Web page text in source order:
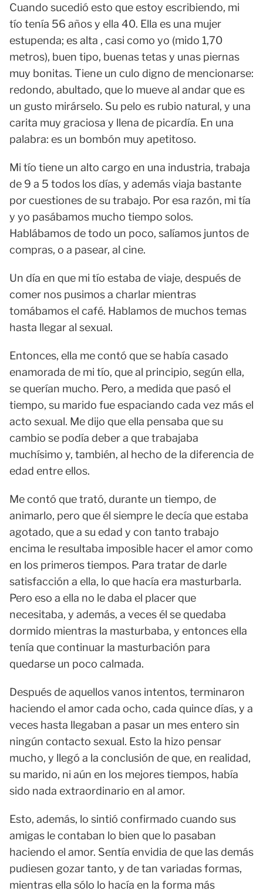
Cuando sucedió esto que estoy escribiendo, mi
tío tenía 56 años y ella 40. Ella es una mujer
estupenda; es alta , casi como yo (mido 1,70
metros), buen tipo, buenas tetas y unas piernas
muy bonitas. Tiene un culo digno de mencionarse:
redondo, abultado, que lo mueve al andar que es
un gusto mirárselo. Su pelo es rubio natural, y una
carita muy graciosa y llena de picardía. En una
palabra: es un bombón muy apetitoso.
Mi tío tiene un alto cargo en una industria, trabaja
de 9 a 5 todos los días, y además viaja bastante
por cuestiones de su trabajo. Por esa razón, mi tía
y yo pasábamos mucho tiempo solos.
Hablábamos de todo un poco, salíamos juntos de
compras, o a pasear, al cine.
Un día en que mi tío estaba de viaje, después de
comer nos pusimos a charlar mientras
tomábamos el café. Hablamos de muchos temas
hasta llegar al sexual.
Entonces, ella me contó que se había casado
enamorada de mi tío, que al principio, según ella,
se querían mucho. Pero, a medida que pasó el
tiempo, su marido fue espaciando cada vez más el
acto sexual. Me dijo que ella pensaba que su
cambio se podía deber a que trabajaba
muchísimo y, también, al hecho de la diferencia de
edad entre ellos.
Me contó que trató, durante un tiempo, de
animarlo, pero que él siempre le decía que estaba
agotado, que a su edad y con tanto trabajo
encima le resultaba imposible hacer el amor como
en los primeros tiempos. Para tratar de darle
satisfacción a ella, lo que hacía era masturbarla.
Pero eso a ella no le daba el placer que
necesitaba, y además, a veces él se quedaba
dormido mientras la masturbaba, y entonces ella
tenía que continuar la masturbación para
quedarse un poco calmada.
Después de aquellos vanos intentos, terminaron
haciendo el amor cada ocho, cada quince días, y a
veces hasta llegaban a pasar un mes entero sin
ningún contacto sexual. Esto la hizo pensar
mucho, y llegó a la conclusión de que, en realidad,
su marido, ni aún en los mejores tiempos, había
sido nada extraordinario en al amor.
Esto, además, lo sintió confirmado cuando sus
amigas le contaban lo bien que lo pasaban
haciendo el amor. Sentía envidia de que las demás
pudiesen gozar tanto, y de tan variadas formas,
mientras ella sólo lo hacía en la forma más